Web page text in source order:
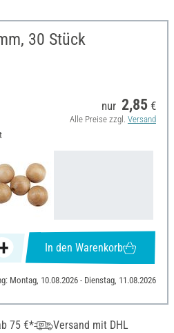
30 Stück
nur 2,85 €
Alle Preise zzgl. Versand
In den Warenkorb
Montag, 10.08.2026 - Dienstag, 11.08.2026
75 €*
Versand mit DHL